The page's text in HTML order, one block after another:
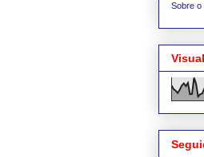
Sobre o